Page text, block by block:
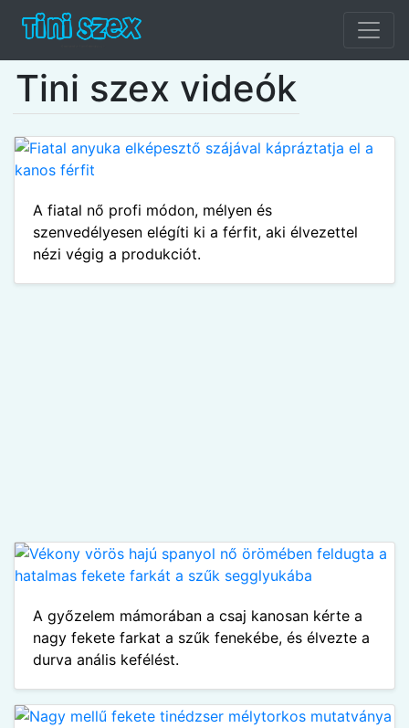
Tini szex videók
A fiatal nő profi módon, mélyen és
szenvedélyesen elégíti ki a férfit, aki élvezettel
nézi végig a produkciót.
A győzelem mámorában a csaj kanosan kérte a
nagy fekete farkat a szűk fenekébe, és élvezte a
durva anális kefélést.